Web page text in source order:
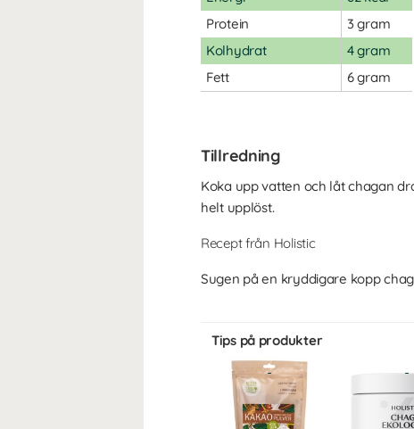
Protein
3 gram
Kolhydrat
4 gram
Fett
6 gram
Tillredning
Koka upp vatten och låt chagan
helt upplöst.
Recept från Holistic
Sugen på en kryddigare kopp
Tips på produkter